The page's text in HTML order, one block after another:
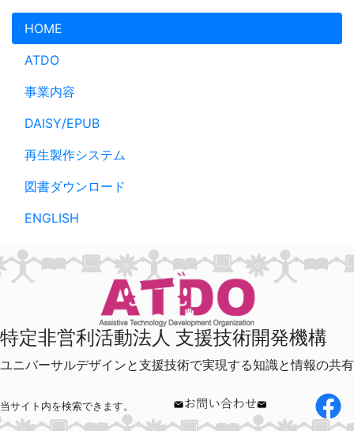
メインコンテンツへスキップ
HOME
ATDO
事業内容
DAISY/EPUB
再生製作システム
図書ダウンロード
ENGLISH
特定非営利活動法人 支援技術開発機構
ユニバーサルデザインと支援技術で実現する知識と情報の共有
当サイト内を検索できます。